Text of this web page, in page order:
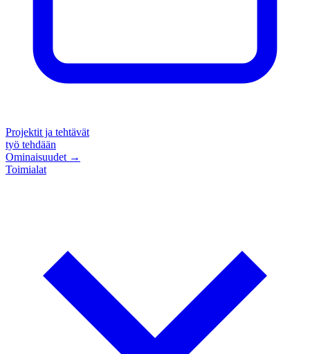
Projektit ja tehtävät
työ tehdään
Ominaisuudet →
Toimialat